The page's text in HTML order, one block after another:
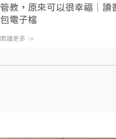
管教，原來可以很幸福│讀
包電子檔
閱讀更多 ->